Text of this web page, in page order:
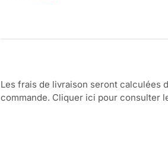
Les frais de livraison seront calculées
commande. Cliquer ici pour consulter